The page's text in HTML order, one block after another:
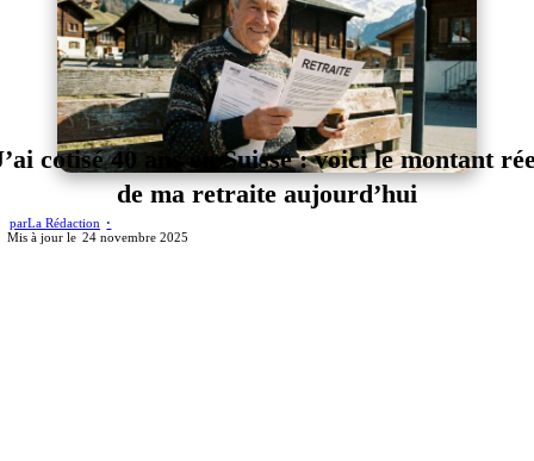
cotisé 40 ans en Suisse : voici le montant
de ma retraite aujourd’hui
parLa Rédaction
24 novembre 2025